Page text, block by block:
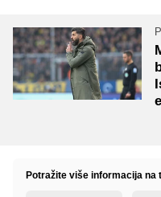
Potražite više informacija na